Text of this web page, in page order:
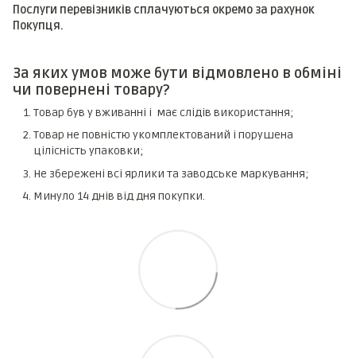
Послуги перевізників сплачуються окремо за рахунок
Покупця.
За яких умов може бути відмовлено в обміні
чи повернені товару?
Товар був у вживанні і має слідів використання;
Товар не повністю укомплектований і порушена
цілісність упаковки;
Не збережені всі ярлики та заводське маркування;
Минуло 14 днів від дня покупки.